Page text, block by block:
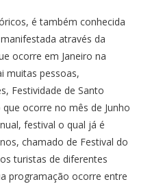
é também conhecida
através da
ocorre em Janeiro na
muitas pessoas,
Festividade de Santo
ocorre no mês de Junho
festival o qual já é
chamado de Festival do
turistas de diferentes
programação ocorre entre